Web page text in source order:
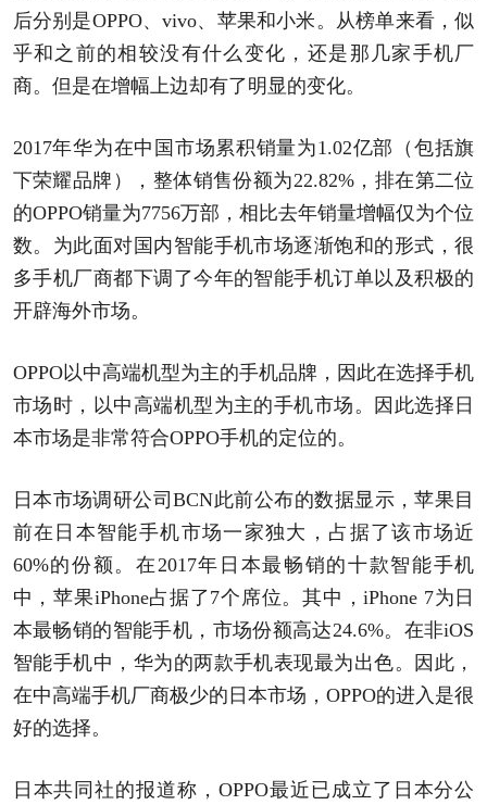
后分别是OPPO、vivo、 苹果和小米。从榜单来看，似
乎和之前的相较没有什么变化，还是那几家手机厂
商。但是在增幅上边却有了明显的变化。
2017年华为在中国市场累积销量为1.02亿部（包括旗
下荣耀品牌），整体销售份额为22.82%，排在第二位
的OPPO销量为7756万部，相比去年销量增幅仅为个位
数。为此面对国内智能手机市场逐渐饱和的形式，很
多手机厂商都下调了今年的智能手机订单以及积极的
开辟海外市场。
OPPO以中高端机型为主的手机品牌，因此在选择手机
市场时，以中高端机型为主的手机市场。因此选择日
本市场是非常符合OPPO手机的定位的。
日本市场调研公司BCN此前公布的数据显示，苹果目
前在日本智能手机市场一家独大，占据了该市场近
60%的份额。在2017年日本最畅销的十款智能手机
中，苹果iPhone占据了7个席位。其中，iPhone 7为日
本最畅销的智能手机，市场份额高达24.6%。在非iOS
智能手机中， 华为的两款手机表现最为出色。因此，
在中高端手机厂商极少的日本市场，OPPO的进入是很
好的选择。
日本共同社的报道称，OPPO最近已成立了日本分公